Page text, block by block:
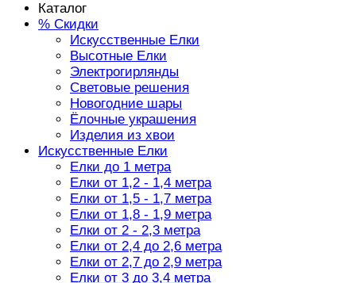
Каталог
% Скидки
Искусственные Елки
Высотные Елки
Электрогирлянды
Световые решения
Новогодние шары
Ёлочные украшения
Изделия из хвои
Искусственные Елки
Елки до 1 метра
Елки от 1,2 - 1,4 метра
Елки от 1,5 - 1,7 метра
Елки от 1,8 - 1,9 метра
Елки от 2 - 2,3 метра
Елки от 2,4 до 2,6 метра
Елки от 2,7 до 2,9 метра
Елки от 3 до 3,4 метра